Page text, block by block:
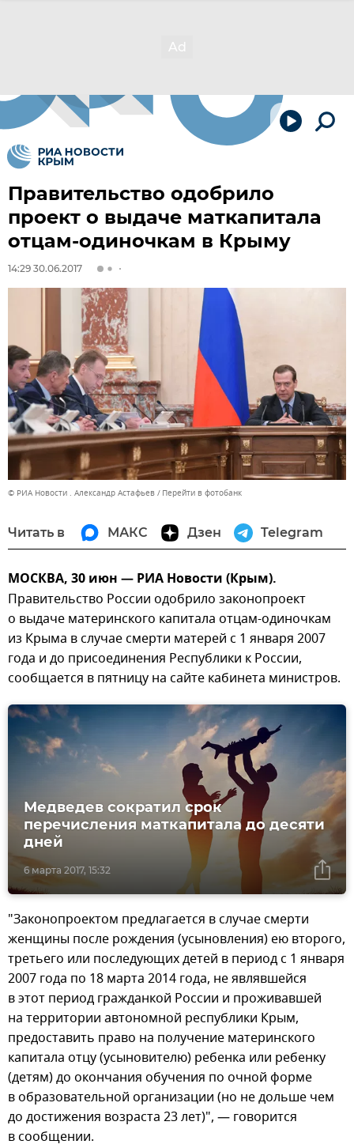
Правительство одобрило
проект о выдаче маткапитала
отцам-одиночкам в Крыму
14:29 30.06.2017
© РИА Новости . Александр Астафьев Перейти в фотобанк
Читать в МАКС Дзен Telegram
МОСКВА, 30 июн — РИА Новости (Крым).
Правительство России одобрило законопроект
о выдаче материнского капитала отцам-одиночкам
из Крыма в случае смерти матерей с 1 января 2007
года и до присоединения Республики к России,
сообщается в пятницу на сайте кабинета министров.
6 марта 2017, 15:32
Медведев сократил срок
перечисления маткапитала до десяти
дней
"Законопроектом предлагается в случае смерти
женщины после рождения (усыновления) ею второго,
третьего или последующих детей в период с 1 января
2007 года по 18 марта 2014 года, не являвшейся
в этот период гражданкой России и проживавшей
на территории автономной республики Крым,
предоставить право на получение материнского
капитала отцу (усыновителю) ребенка или ребенку
(детям) до окончания обучения по очной форме
в образовательной организации (но не дольше чем
до достижения возраста 23 лет)", — говорится
в сообщении.